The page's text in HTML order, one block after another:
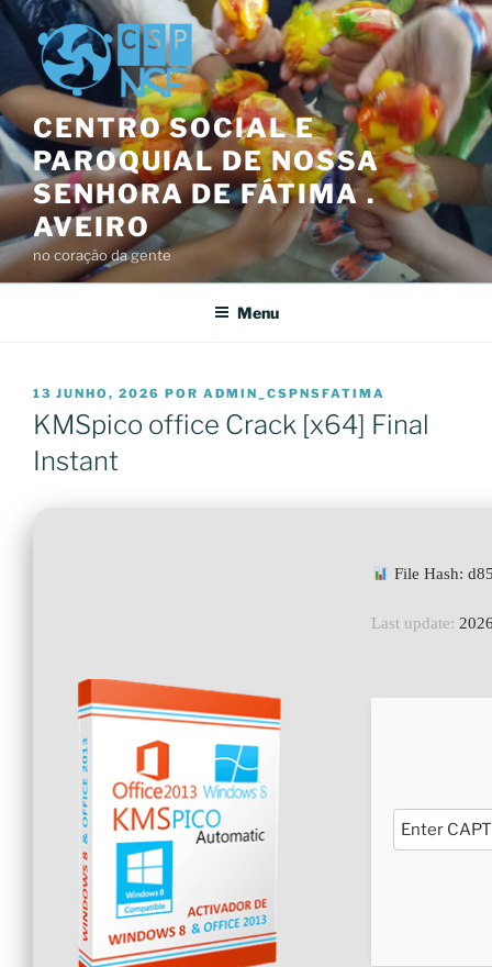
Saltar
para
conteúdo
CENTRO SOCIAL E
PAROQUIAL DE NOSSA
SENHORA DE FÁTIMA .
AVEIRO
no coração da gente
Menu
PUBLICADO
EM
13 JUNHO, 2026 POR ADMIN_CSPNSFATIMA
KMSpico office Crack [x64] Final
Instant
File Hash:
Last update: